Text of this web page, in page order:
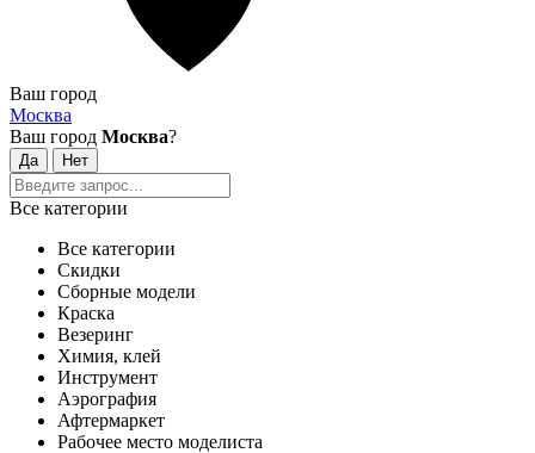
Ваш город
Москва
Ваш город Москва?
Все категории
Все категории
Скидки
Сборные модели
Краска
Везеринг
Химия, клей
Инструмент
Аэрография
Афтермаркет
Рабочее место моделиста